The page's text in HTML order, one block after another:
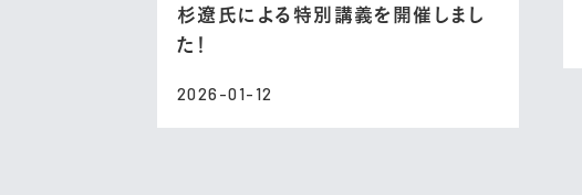
杉遼氏による特別講義を開催しまし
た！
2026-01-12